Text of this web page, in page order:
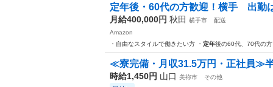
定年後・60代の方歓迎！横手 出勤
月給400,000円 秋田 横手市
配送
Amazon
・自由なスタイルで働きたい方 ・ 定年後の60代、70代の
≪寮完備・月収31.5万円・正社員≫
時給1,450円 山口 美祢市 その他